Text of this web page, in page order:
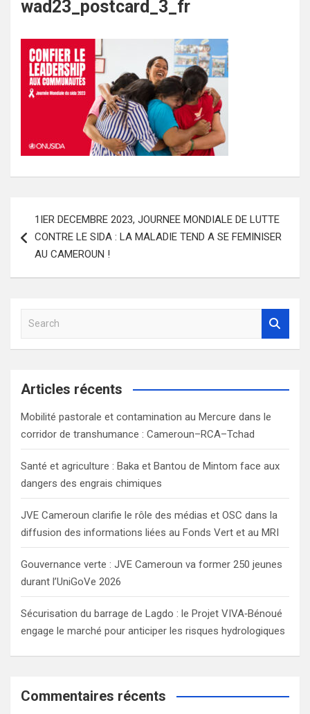
wad23_postcard_3_fr
de
l’article
1IER DECEMBRE 2023, JOURNEE MONDIALE DE LUTTE
CONTRE LE SIDA : LA MALADIE TEND A SE FEMINISER
AU CAMEROUN !
a
c
Articles récents
Mobilité pastorale et contamination au Mercure dans le
corridor de transhumance : Cameroun–RCA–Tchad
Santé et agriculture : Baka et Bantou de Mintom face aux
dangers des engrais chimiques
JVE Cameroun clarifie le rôle des médias et OSC dans la
diffusion des informations liées au Fonds Vert et au MRI
Gouvernance verte : JVE Cameroun va former 250 jeunes
durant l’UniGoVe 2026
Sécurisation du barrage de Lagdo : le Projet VIVA‑Bénoué
engage le marché pour anticiper les risques hydrologiques
Commentaires récents